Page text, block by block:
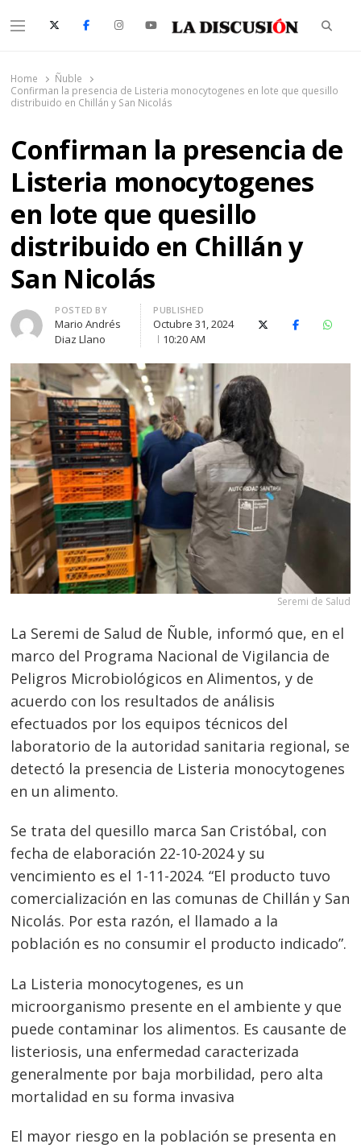
Menu
Home
Ñuble
Confirman la presencia de Listeria monocytogenes en lote que quesillo
distribuido en Chillán y San Nicolás
Confirman la presencia de
Listeria monocytogenes
en lote que quesillo
distribuido en Chillán y
San Nicolás
Author
POSTED BY
Mario Andrés
Diaz Llano
PUBLISHED
Octubre 31, 2024
10:20 AM
X (Twitter)Facebook
Seremi de Salud
La Seremi de Salud de Ñuble, informó que, en el
marco del Programa Nacional de Vigilancia de
Peligros Microbiológicos en Alimentos, y de
acuerdo con los resultados de análisis
efectuados por los equipos técnicos del
laboratorio de la autoridad sanitaria regional, se
detectó la presencia de Listeria monocytogenes
en un alimento.
Se trata del quesillo marca San Cristóbal, con
fecha de elaboración 22-10-2024 y su
vencimiento es el 1-11-2024. “El producto tuvo
comercialización en las comunas de Chillán y San
Nicolás. Por esta razón, el llamado a la
población es no consumir el producto indicado”.
La Listeria monocytogenes, es un
microorganismo presente en el ambiente y que
puede contaminar los alimentos. Es causante de
listeriosis, una enfermedad caracterizada
generalmente por baja morbilidad, pero alta
mortalidad en su forma invasiva
El mayor riesgo en la población se presenta en